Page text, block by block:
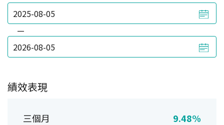
—
績效表現
三個月 9.48%